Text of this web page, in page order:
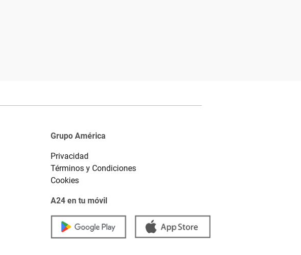
Grupo América
Privacidad
Términos y Condiciones
Cookies
A24 en tu móvil